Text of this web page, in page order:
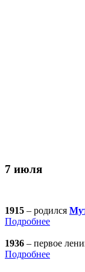
7 июля
1915 – родился
Подробнее
1936 – первое
Подробнее